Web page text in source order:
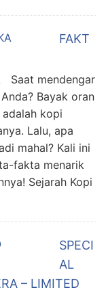
FAKT
Saat mendengar
Bayak oran
kopi
Lalu, apa
mahal? Kali ini
fakta menarik
Sejarah Kopi
SPECI
AL
– LIMITED